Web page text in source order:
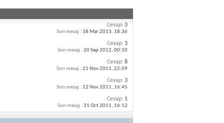
Cevap: 3
Son mesaj : 18 Mar 2013, 18:36
Cevap: 3
Son mesaj : 20 Sep 2012, 00:10
Cevap: 8
Son mesaj : 21 Nov 2011, 22:09
Cevap: 3
Son mesaj : 12 Nov 2011, 16:45
Cevap: 1
Son mesaj : 31 Oct 2011, 16:12